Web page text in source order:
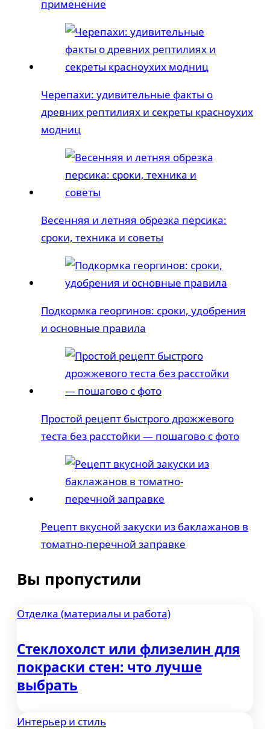
применение
Черепахи: удивительные факты о
древних рептилиях и секреты красноухих
модниц
Весенняя и летняя обрезка персика:
сроки, техника и советы
Подкормка георгинов: сроки, удобрения
и основные правила
Простой рецепт быстрого дрожжевого
теста без расстойки — пошагово с фото
Рецепт вкусной закуски из баклажанов в
томатно-перечной заправке
Вы пропустили
Отделка (материалы и работа)
Стеклохолст или флизелин для
покраски стен: что лучше
выбрать
Интерьер и стиль